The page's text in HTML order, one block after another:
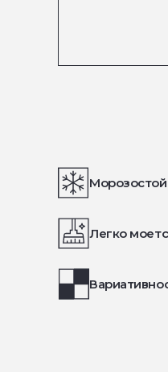
Легко